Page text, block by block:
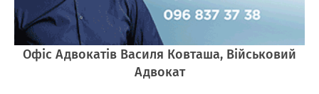
Офіс Адвокатів Василя Ковташа, Військовий
Адвокат